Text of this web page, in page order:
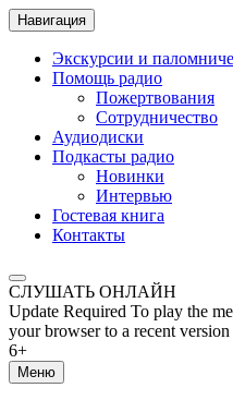
Навигация
Экскурсии и
Помощь радио
Пожертвования
Сотрудничество
Аудиодиски
Подкасты радио
Новинки
Интервью
Гостевая книга
Контакты
СЛУШАТЬ ОНЛАЙН
Update Required To play the
your browser to a recent
6+
Меню